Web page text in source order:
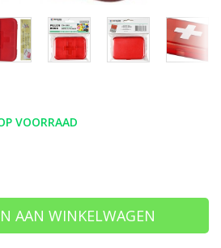
VOORRAAD
AAN WINKELWAGEN